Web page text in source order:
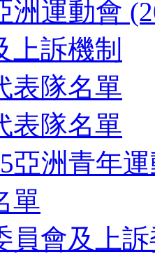
洲運動會
上訴機制
表隊名單
表隊名單
亞洲青年
單
員會及上